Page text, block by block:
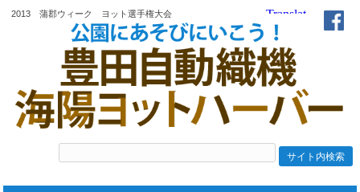
2013 蒲郡ウィーク ヨット選手権大会